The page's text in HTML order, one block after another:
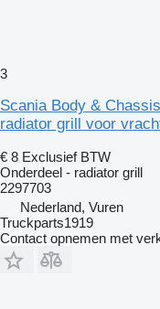
3
Scania Body &
radiator grill voor
€ 8 Exclusief BTW
Onderdeel - radiator grill
2297703
Nederland, Vuren
Truckparts1919
Contact opnemen met